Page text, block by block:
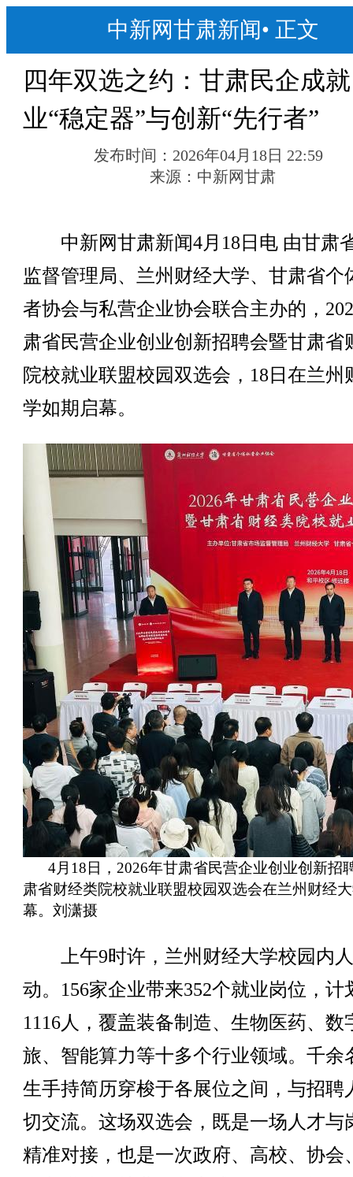
中新网甘肃新闻• 正文
四年双选之约：甘肃民企成就
业“稳定器”与创新“先行者”
发布时间： 2026年04月18日 22:59
来源： 中新网甘肃
中新网甘肃新闻4月18日电 由甘肃
监督管理局、兰州财经大学、甘肃省个
者协会与私营企业协会联合主办的，
肃省民营企业创业创新招聘会暨甘肃省
院校就业联盟校园双选会，18日在兰州
学如期启幕。
4月18日，2026年甘肃省民营企业创业创新招
肃省财经类院校就业联盟校园双选会在兰州财经
幕。刘潇摄
上午9时许，兰州财经大学校园内
动。156家企业带来352个就业岗位，计
1116人，覆盖装备制造、生物医药、数
旅、智能算力等十多个行业领域。千余
生手持简历穿梭于各展位之间，与招聘
切交流。这场双选会，既是一场人才与
精准对接，也是一次政府、高校、协会